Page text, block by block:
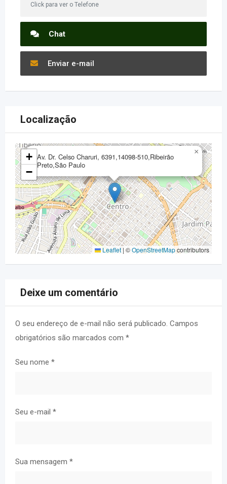
Click para ver o Telefone
Chat
Enviar e-mail
Localização
Av. Dr. Celso Charuri, 6391,14098-510,Ribeirão
Preto,São Paulo
×
+
−
Leaflet | ©OpenStreetMapcontributors
Deixe um comentário
O seu endereço de e-mail não será publicado. Campos
obrigatórios são marcados com *
Seu nome *
Seu e-mail *
Sua mensagem *